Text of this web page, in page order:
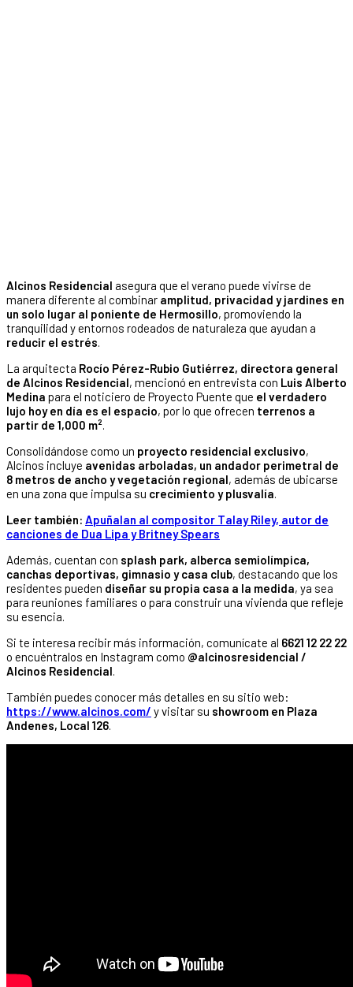
Alcinos Residencial asegura que el verano puede vivirse de
manera diferente al combinar amplitud, privacidad y jardines en
un solo lugar al poniente de Hermosillo, promoviendo la
tranquilidad y entornos rodeados de naturaleza que ayudan a
reducir el estrés.
La arquitecta Rocío Pérez-Rubio Gutiérrez, directora general
de Alcinos Residencial, mencionó en entrevista con Luis Alberto
Medina para el noticiero de Proyecto Puente que el verdadero
lujo hoy en día es el espacio, por lo que ofrecen terrenos a
partir de 1,000 m².
Consolidándose como un proyecto residencial exclusivo,
Alcinos incluye avenidas arboladas, un andador perimetral de
8 metros de ancho y vegetación regional, además de ubicarse
en una zona que impulsa su crecimiento y plusvalía.
Leer también: Apuñalan al compositor Talay Riley, autor de
canciones de Dua Lipa y Britney Spears
Además, cuentan con splash park, alberca semiolímpica,
canchas deportivas, gimnasio y casa club, destacando que los
residentes pueden diseñar su propia casa a la medida, ya sea
para reuniones familiares o para construir una vivienda que refleje
su esencia.
Si te interesa recibir más información, comunícate al 6621 12 22 22
o encuéntralos en Instagram como @alcinosresidencial /
Alcinos Residencial.
También puedes conocer más detalles en su sitio web:
https://www.alcinos.com/ y visitar su showroom en Plaza
Andenes, Local 126.